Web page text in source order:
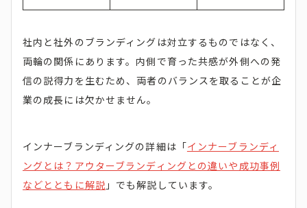
社内と社外のブランディングは対立するものではなく、
両輪の関係にあります。内側で育った共感が外側への発
信の説得力を生むため、両者のバランスを取ることが企
業の成長には欠かせません。
インナーブランディングの詳細は「インナーブランディ
ングとは？アウターブランディングとの違いや成功事例
などとともに解説 」でも解説しています。